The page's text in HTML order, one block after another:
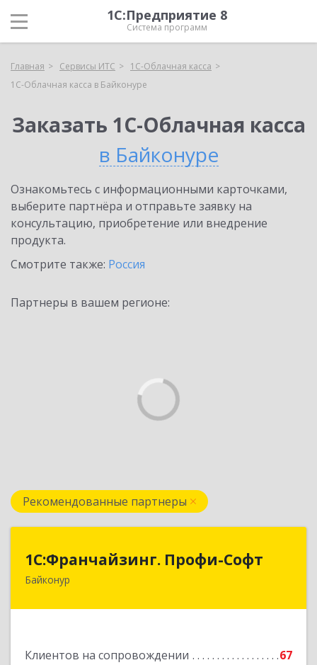
1С:Предприятие 8
Система программ
Главная Сервисы ИТС
1С-Облачная касса
1С-Облачная касса в Байконуре
Заказать 1С-Облачная касса
в Байконуре
Ознакомьтесь с информационными карточками,
выберите партнёра и отправьте заявку на
консультацию, приобретение или внедрение
продукта.
Смотрите также: Россия
Партнеры в вашем регионе:
Рекомендованные партнеры
1С:Франчайзинг. Профи-Софт
Байконур
Клиентов на сопровождении
67
1С:Франчайзинг. Профи-Софт
468320, Байконур г, Ленина ул, дом № 10,